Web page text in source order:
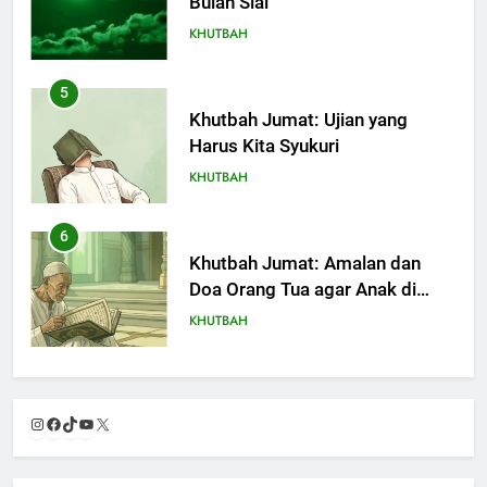
KHUTBAH
5
Khutbah Jumat: Ujian yang
Harus Kita Syukuri
KHUTBAH
6
Khutbah Jumat: Amalan dan
Doa Orang Tua agar Anak di
Pondok Pesantren Sukses Dunia
KHUTBAH
7
Instagram
Facebook
TikTok
YouTube